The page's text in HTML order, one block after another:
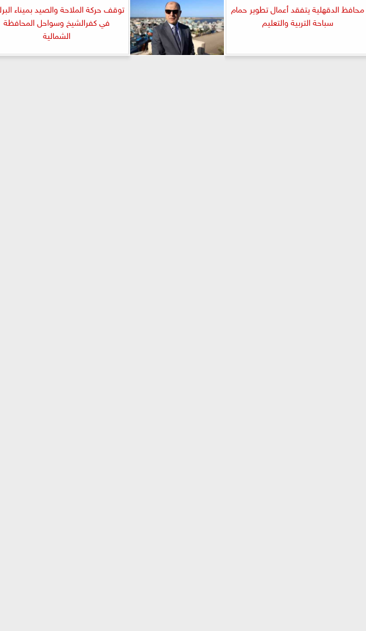
محافظ الدقهلية يتفقد أعمال تطوير حمام
سباحة التربية والتعليم
توقف حركة الملاحة والصيد بميناء
في كفرالشيخ وسواحل المحافظة
الشمالية